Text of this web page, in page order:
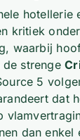
hotellerie
kritiek
waarbij
de strenge
5
dat
dan enkel